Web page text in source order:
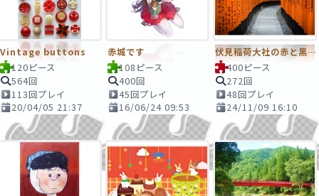
Vintage buttons
120ピース
564回
113回プレイ
20/04/05 21:37
赤城です
108ピース
400回
45回プレイ
16/06/24 09:53
伏見稲荷大社の赤と黒の世界 千本鳥居
400ピース
272回
48回プレイ
24/11/09 16:10